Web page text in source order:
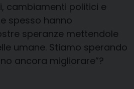
cambiamenti politici e
spesso hanno
speranze mettendole
umane. Stiamo sperando
ancora migliorare”?